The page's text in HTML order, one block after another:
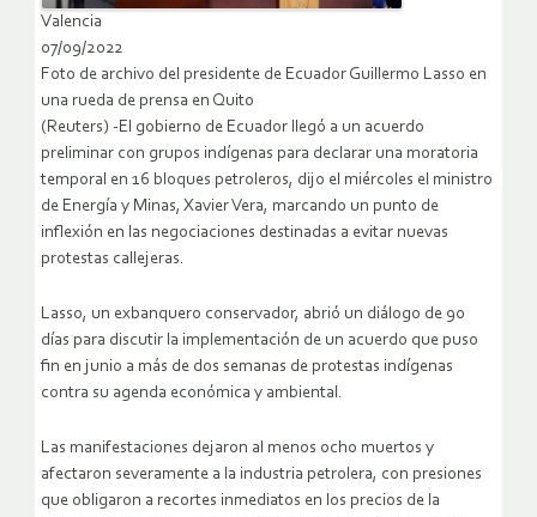
Valencia
07/09/2022
Foto de archivo del presidente de Ecuador Guillermo Lasso en
una rueda de prensa en Quito
(Reuters) -El gobierno de Ecuador llegó a un acuerdo
preliminar con grupos indígenas para declarar una moratoria
temporal en 16 bloques petroleros, dijo el miércoles el ministro
de Energía y Minas, Xavier Vera, marcando un punto de
inflexión en las negociaciones destinadas a evitar nuevas
protestas callejeras.
Lasso, un exbanquero conservador, abrió un diálogo de 90
días para discutir la implementación de un acuerdo que puso
fin en junio a más de dos semanas de protestas indígenas
contra su agenda económica y ambiental.
Las manifestaciones dejaron al menos ocho muertos y
afectaron severamente a la industria petrolera, con presiones
que obligaron a recortes inmediatos en los precios de la